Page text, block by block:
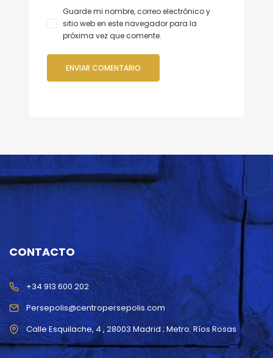
Guarde mi nombre, correo electrónico y
sitio web en este navegador para la
próxima vez que comente.
CONTACTO
Persepolis@centropersepolis.com
+34 913 600 202